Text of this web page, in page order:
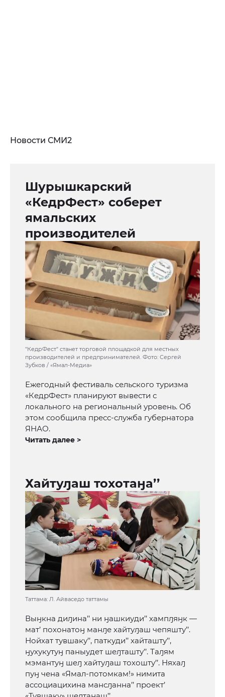
Новости СМИ2
Шурышкарский
«КедрФест» соберет
ямальских
производителей
"КедрФест" станет торговой площадкой для местных
производителей и предпринимателей. Фото: Сергей
Зубков / «Ямал-Медиа»
Ежегодный фестиваль сельского туризма
«КедрФест» планируют вывести с
локального на региональный уровень. Об
этом сообщила пресс-служба губернатора
ЯНАО.
Читать далее >
Хайтуԓаш тохотаӈа’’
Таттама: Л. Айваседо таттамы
Выӈкна диԓина’’ ни ӈашкиуди’’ хампԓяӈк —
мат’ похонатоӈ манԓе хайтуԓаш чепяшту’’.
Нойхат тувшаку’’, паткуди’’ хайташту’’,
ӈухукутуӈ паныудет шеԓташту’’. Таԓям
мэмантуӈ шеԓ хайтуԓаш тохошту’’. Няхаԓ
пуӈ чена «Ямал-потомкам!» нимита
ассоциацихина мансԓанна’’ проект’